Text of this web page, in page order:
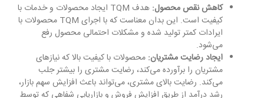
کاهش نقص محصول:
هدف TQM ایجاد محصولات و خدمات با
کیفیت است. این بدان معناست که با اجرای TQM محصولات با
ایرادات کمتر تولید شده و مشکلات احتمالی محصول رفع
می‌شود.
ایجاد رضایت مشتریان: محصولات با کیفیت بالا که نیازهای
مشتریان را برآورده می‌کند، رضایت مشتری را بیشتر جلب
می‌کند. رضایت بالای مشتری، می‌تواند باعث افزایش سهم بازار،
رشد درآمد از طریق افزایش فروش و بازاریابی شفاهی که توسط